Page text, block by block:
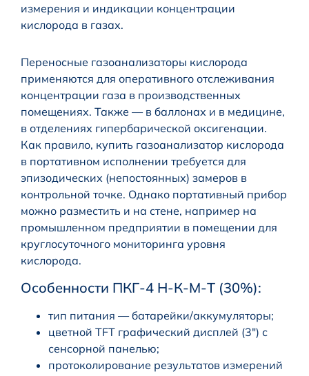
измерения и индикации концентрации
кислорода в газах.
Переносные газоанализаторы кислорода
применяются для оперативного отслеживания
концентрации газа в производственных
помещениях. Также — в баллонах и в медицине,
в отделениях гипербарической оксигенации.
Как правило, купить газоанализатор кислорода
в портативном исполнении требуется для
эпизодических (непостоянных) замеров в
контрольной точке. Однако портативный прибор
можно разместить и на стене, например на
промышленном предприятии в помещении для
круглосуточного мониторинга уровня
кислорода.
Особенности ПКГ-4 Н-К-М-Т (30%):
тип питания — батарейки/аккумуляторы;
цветной TFT графический дисплей (3″) с
сенсорной панелью;
протоколирование результатов измерений